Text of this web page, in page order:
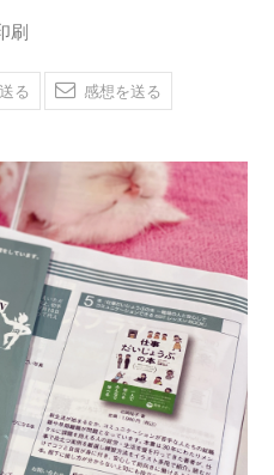
刷
る 感想を送る